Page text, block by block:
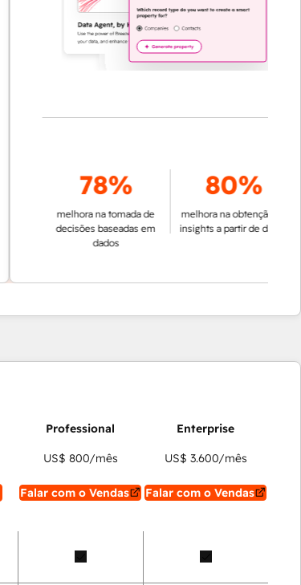
78%
melhora na tomada de
decisões baseadas em
dados
80%
melhora na obtenção de
insights a partir de dados
US$ 800/mês
Falar com o Vendas
US$ 3.600/mês
Falar com o Vendas